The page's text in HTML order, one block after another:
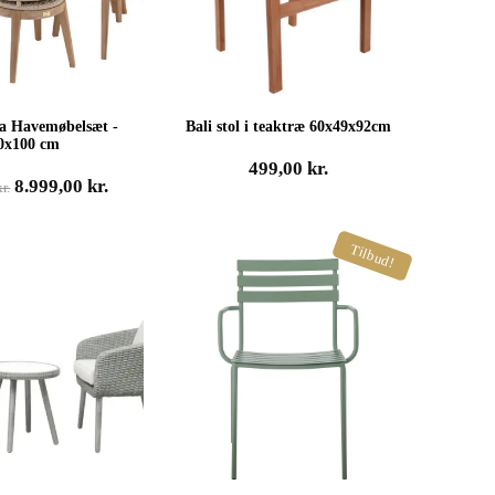
Havemøbelsæt -
cm
Den
8.999,00kr.Den
Bali stol i teaktræ 60x49x92cm
499,00 kr.
Tilbud!